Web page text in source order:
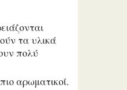
τα υλικά
πολύ
αρωματικοί.